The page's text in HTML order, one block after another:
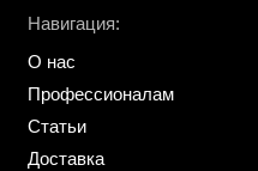
Навигация:
О нас
Профессионалам
Статьи
Доставка